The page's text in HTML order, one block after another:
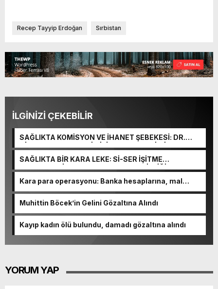
Recep Tayyip Erdoğan Sırbistan
İLGİNİZİ ÇEKEBİLİR
SAĞLIKTA KOMİSYON VE İHANET ŞEBEKESİ: DR.
NİHAT URUÇ VE SEMİH İŞİTME MERKEZİ’NİN SGK
VURGUNU!
SAĞLIKTA BİR KARA LEKE: Sİ-SER İŞİTME
MERKEZLERİ VE MODERN UMUT TACİRLİĞİ
Kara para operasyonu: Banka hesaplarına, mal
Muhittin Böcek’in Gelini Gözaltına Alındı
Kayıp kadın ölü bulundu, damadı gözaltına alındı
YORUM YAP